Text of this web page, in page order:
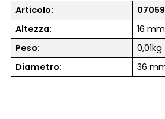
Articolo:
Altezza:
16 mm
Peso:
0,01kg
Diametro:
36